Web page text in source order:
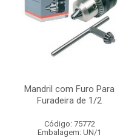
Mandril com Furo Para
Furadeira de 1/2
Código: 75772
Embalagem: UN/1